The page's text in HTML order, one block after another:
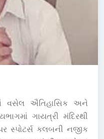
વસેલ ઐતિહાસિક અને
ગાયત્રી મંદિરથી
સ્પોટર્સ કલબની નજીક